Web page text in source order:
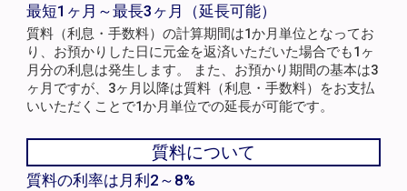
最短1ヶ月～最長3ヶ月（延長可能）
質料（利息・手数料）の計算期間は1か月単位となってお
り、お預かりした日に元金を返済いただいた場合でも1ヶ
月分の利息は発生します。 また、お預かり期間の基本は3
ヶ月ですが、3ヶ月以降は質料（利息・手数料）をお支払
いいただくことで1か月単位での延長が可能です。
質料について
質料の利率は月利2～8%